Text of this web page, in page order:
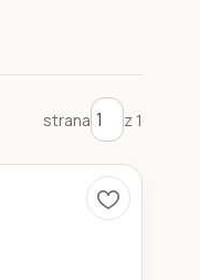
strana z 1